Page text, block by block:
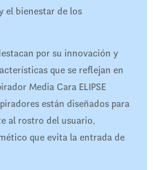
el bienestar de los
por su innovación y
que se reflejan en
Media Cara ELIPSE
están diseñados para
al rostro del usuario,
que evita la entrada de